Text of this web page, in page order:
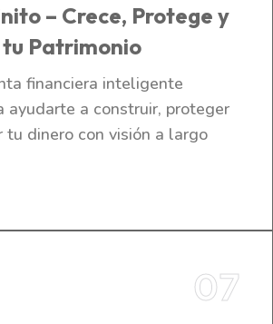
– Crece, Protege y
Patrimonio
financiera inteligente
ayudarte a construir, proteger
tu dinero con visión a largo
07